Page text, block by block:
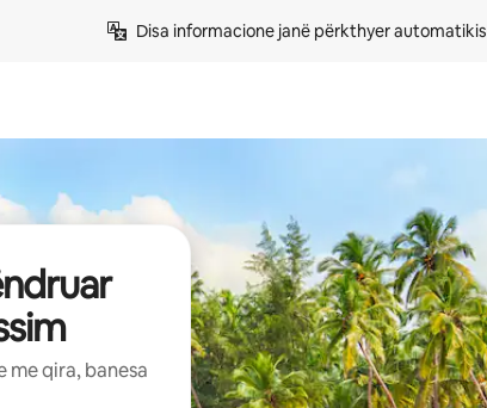
Disa informacione janë përkthyer
me qira, banesa